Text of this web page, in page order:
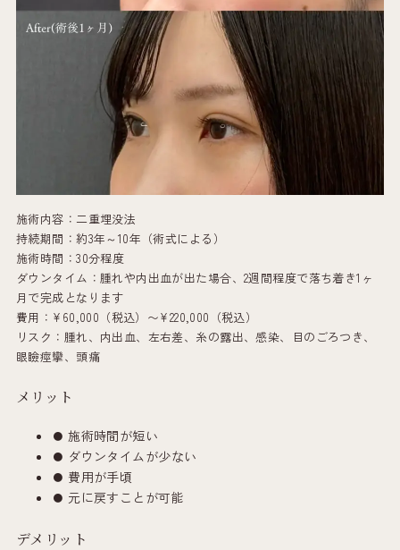
施術内容：二重埋没法
持続期間：約3年～10年（術式による）
施術時間：30分程度
ダウンタイム：腫れや内出血が出た場合、2週間程度で落ち着き1ヶ
月で完成となります
費用：¥60,000（税込）〜¥220,000（税込）
リスク：腫れ、内出血、左右差、糸の露出、感染、目のごろつき、
眼瞼痙攣、頭痛
メリット
施術時間が短い
ダウンタイムが少ない
費用が手頃
元に戻すことが可能
デメリット